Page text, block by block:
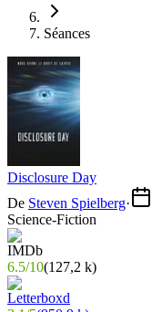
Séances
Disclosure Day
De Steven Spielberg·
Science-Fiction
6.5/10(127,2 k)